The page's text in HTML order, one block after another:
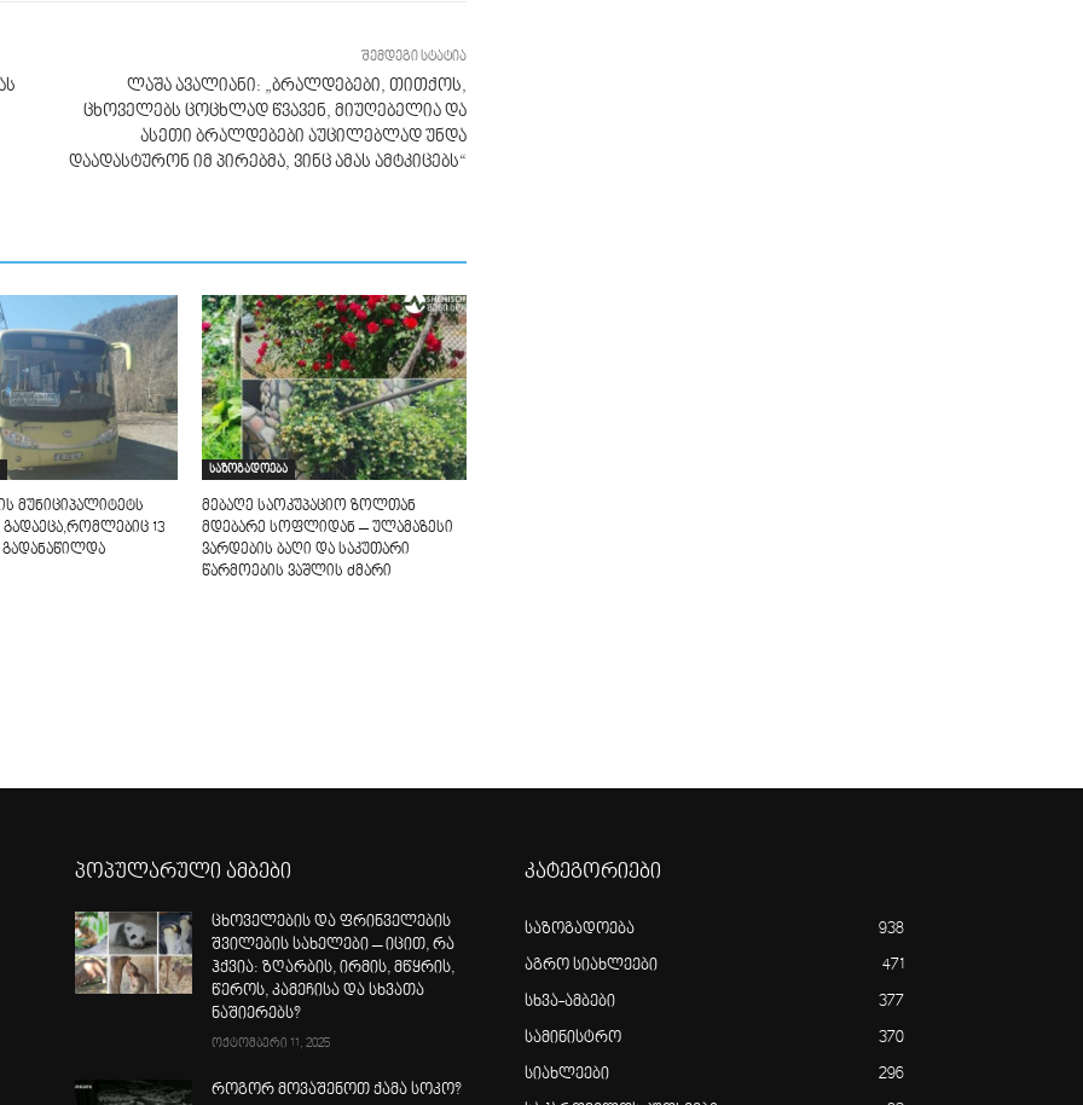
შემდეგი სტატია
ლაშა ავალიანი: „ბრალდებები, თითქოს,
ცხოველებს ცოცხლად წვავენ, მიუღებელია და
ასეთი ბრალდებები აუცილებლად უნდა
დაადასტურონ იმ პირებმა, ვინც ამას ამტკიცებს“
მუნიციპალიტეტს
გადაეცა,რომლებიც 13
საზოგადოება
მებაღე საოკუპაციო ზოლთან
მდებარე სოფლიდან – ულამაზესი
ვარდების ბაღი და საკუთარი
წარმოების ვაშლის ძმარი
პოპულარული ამბები
ცხოველების და ფრინველების
შვილების სახელები – იცით, რა
ჰქვია: ზღარბის, ირმის, მწყრის,
წეროს, კამეჩისა და სხვათა
ნაშიერებს?
ოქტომბერი 11, 2025
როგორ მოვაშენოთ ქამა სოკო?
კატეგორიები
საზოგადოება 938
აგრო სიახლეები 471
სხვა-ამბები 377
სამინისტრო 370
სიახლეები 296